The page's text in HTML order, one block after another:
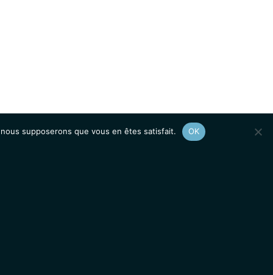
supposerons que vous en êtes satisfait. OK